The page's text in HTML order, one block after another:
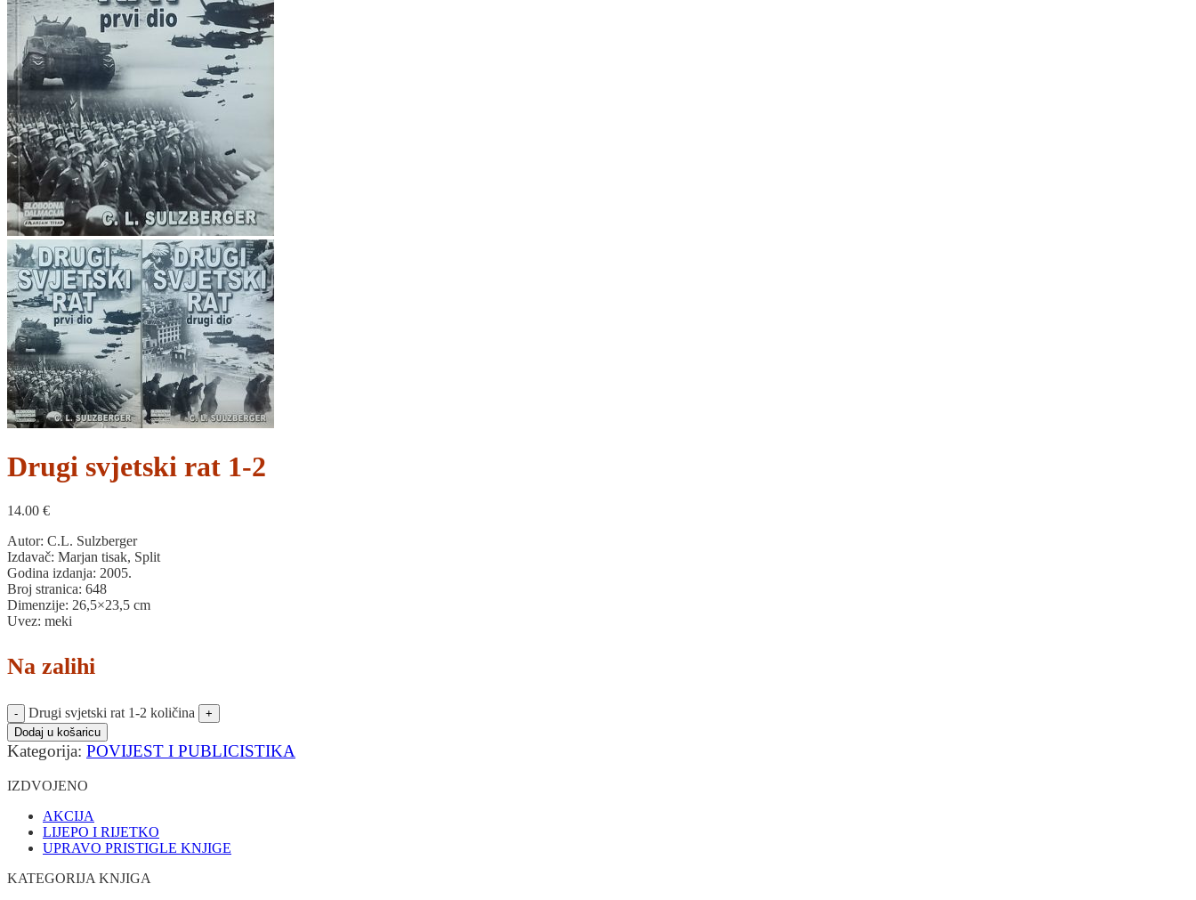
Drugi svjetski rat 1-2
14.00 €
Autor: C.L. Sulzberger
Izdavač: Marjan tisak, Split
Godina izdanja: 2005.
Broj stranica: 648
Dimenzije: 26,5×23,5 cm
Uvez: meki
Na zalihi
Drugi svjetski rat 1-2 količina
Dodaj u košaricu
Kategorija: POVIJEST I PUBLICISTIKA
IZDVOJENO
AKCIJA
LIJEPO I RIJETKO
UPRAVO PRISTIGLE KNJIGE
KATEGORIJA KNJIGA